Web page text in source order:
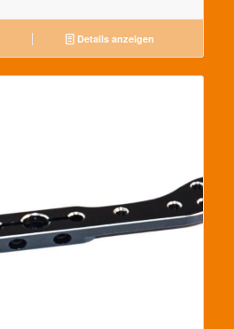
Details anzeigen